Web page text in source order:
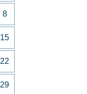
8
15
22
29